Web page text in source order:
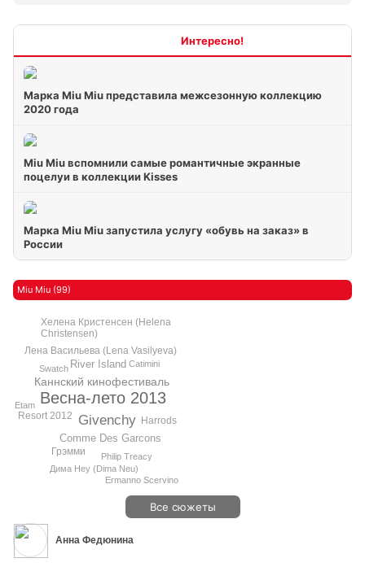
Марка Miu Miu представила межсезонную коллекцию
2020 года
Miu Miu вспомнили самые романтичные экранные
поцелуи в коллекции Kisses
Марка Miu Miu запустила услугу «обувь на заказ» в
России
Miu Miu (99)
Весна-лето 2013
Givenchy
Каннский кинофестиваль
River Island
Comme Des Garcons
Лена Васильева (Lena Vasilyeva)
Хелена Кристенсен (Helena
Christensen)
Resort 2012 Harrods
Грэмми
Catimini
Philip Treacy
Swatch
Дима Неу (Dima Neu)
Ermanno Scervino
Etam
Все сюжеты
Анна Федюнина